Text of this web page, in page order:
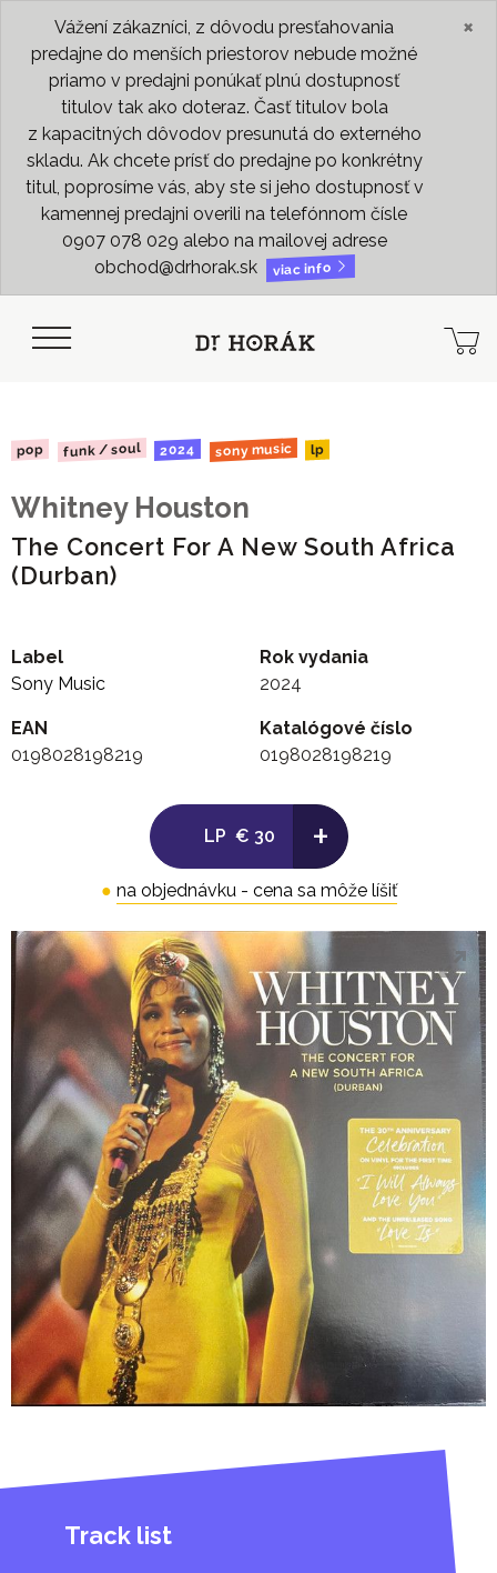
Vážení zákazníci, z dôvodu presťahovania
predajne do menších priestorov nebude možné
priamo v predajni ponúkať plnú dostupnosť
titulov tak ako doteraz. Časť titulov bola
z kapacitných dôvodov presunutá do externého
skladu. Ak chcete prísť do predajne po konkrétny
titul, poprosíme vás, aby ste si jeho dostupnosť v
kamennej predajni overili na telefónnom čísle
0907 078 029 alebo na mailovej adrese
obchod@drhorak.sk
viac info
×
pop funk / soul 2024 sony music lp
Whitney Houston
The Concert For A New South Africa
(Durban)
Label
Sony Music
Rok vydania
2024
EAN
0198028198219
Katalógové číslo
0198028198219
LP € 30 +
● na objednávku - cena sa môže líšiť
Track list